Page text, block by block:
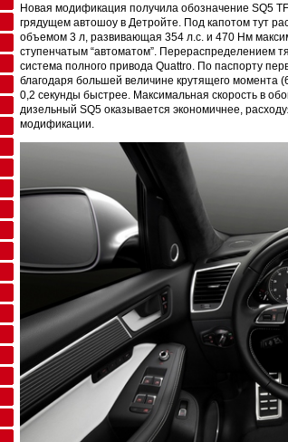
Новая модификация получила обозначение SQ5
грядущем автошоу в Детройте. Под капотом тут
объемом 3 л, развивающая 354 л.с. и 470 Нм
ступенчатым “автоматом”. Перераспределением
система полного привода Quattro. По паспорту
благодаря большей величине крутящего момента
0,2 секунды быстрее. Максимальная скорость в
дизельный SQ5 оказывается экономичнее,
модификации.